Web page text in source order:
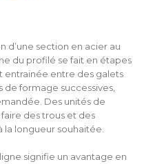
d’une section en acier au
du profilé se fait en étapes
entrainée entre des galets
de formage successives,
Des unités de
des trous et des
longueur souhaitée.
signifie un avantage en